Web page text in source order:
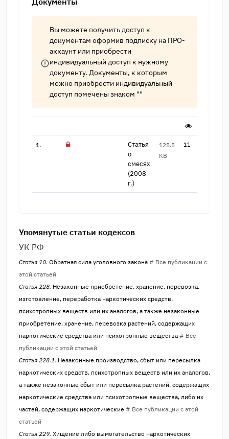
Вы можете получить доступ к
документам оформив подписку на ПРО-
аккаунт или приобрести
индивидуальный доступ к нужному
документу. Документы, к которым
можно приобрести индивидуальный
доступ помечены знаком ""
1.
Статья
о
смесях
(200​8
г.)
125.5
KB
11
Упомянутые статьи кодексов
УК РФ
Статья 10. Обратная сила уголовного закона # Все публикации с
этой статьей
Статья 228. Незаконные приобретение, хранение, перевозка,
изготовление, переработка наркотических средств,
психотропных веществ или их аналогов, а также незаконные
приобретение, хранение, перевозка растений, содержащих
наркотические средства или психотропные вещества # Все
публикации с этой статьей
Статья 228.1. Незаконные производство, сбыт или пересылка
наркотических средств, психотропных веществ или их аналогов,
а также незаконные сбыт или пересылка растений, содержащих
наркотические средства или психотропные вещества, либо их
частей, содержащих наркотические # Все публикации с этой
статьей
Статья 229. Хищение либо вымогательство наркотических